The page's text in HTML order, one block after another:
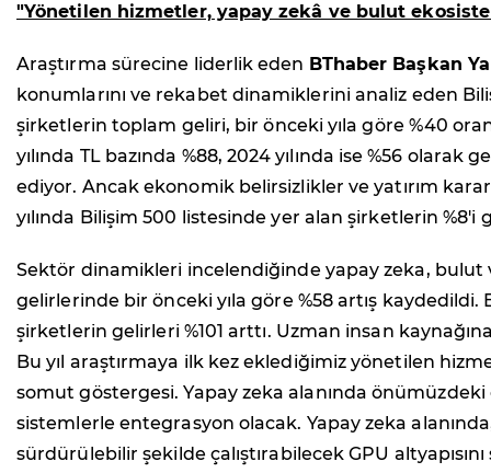
"Yönetilen hizmetler, yapay zekâ ve bulut
Araştırma sürecine liderlik eden BThaber Başkan
konumlarını ve rekabet dinamiklerini analiz eden
şirketlerin toplam geliri, bir önceki yıla göre %40
yılında TL bazında %88, 2024 yılında ise %56
ediyor. Ancak ekonomik belirsizlikler ve yatırım
yılında Bilişim 500 listesinde yer alan şirketlerin %8'i
Sektör dinamikleri incelendiğinde yapay zeka,
gelirlerinde bir önceki yıla göre %58 artış
şirketlerin gelirleri %101 arttı. Uzman insan
Bu yıl araştırmaya ilk kez eklediğimiz yönetilen
somut göstergesi. Yapay zeka alanında
sistemlerle entegrasyon olacak. Yapay zeka
sürdürülebilir şekilde çalıştırabilecek GPU